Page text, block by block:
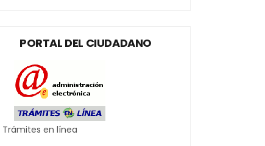
PORTAL DEL CIUDADANO
Trámites en línea